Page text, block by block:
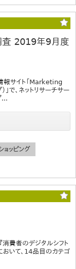
査 2019年9月度
報サイト「Marketing
で、ネットリサーチサー
...
ョッピング
消費者のデジタルシフト
おいて、14品目のカテゴ